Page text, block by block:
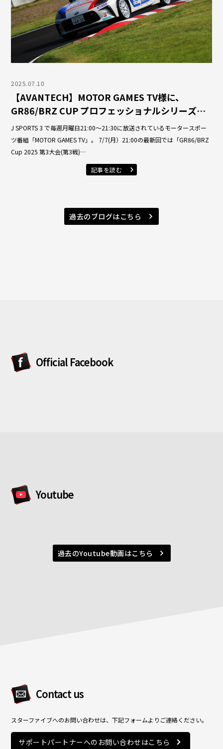
2025.07.10
【AVANTECH】MOTOR GAMES TV様に、
GR86/BRZ CUP プロフェッショナルシリーズ参
戦中の佐藤凌音 選手を取材していただきました
J SPORTS 3 で毎週月曜日21:00～21:30に放送されているモータースポー
ツ番組「MOTOR GAMES TV」。 7/7(月）21:00の最新回では「GR86/BRZ
Cup 2025 第3大会(第3戦)…
記事を読む
過去のブログはこちら
Official Facebook
Youtube
過去のYoutube動画はこちら
Contact us
スターファイブへのお問い合わせは、下記フォームよりご連絡ください。
サポートパートナーへのお問い合わせはこちら